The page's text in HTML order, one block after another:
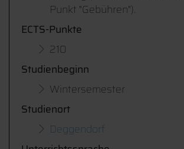
Punkt "Gebühren").
ECTS-Punkte
210
Studienbeginn
Wintersemester
Studienort
Deggendorf